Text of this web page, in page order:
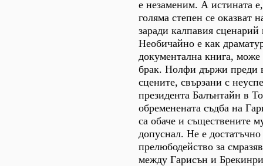
е незаменим. А истината
голяма степен се оказват
заради калпавия
Необичайно е как
документална книга, може
брак. Нолфи държи преди
сцените, свързани с
президента Балънтайн в
обременената съдба на
са обаче и съществените
допуснал. Не е
прелюбодейство за
между Гарисън и